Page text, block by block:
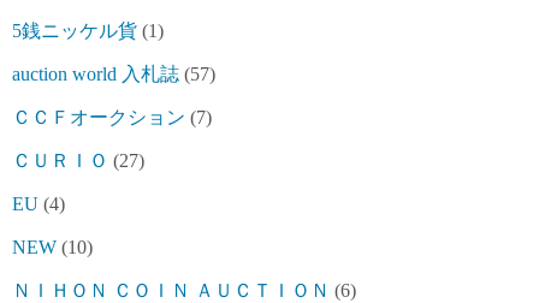
5銭ニッケル貨 (1)
auction world 入札誌 (57)
ＣＣＦオークション (7)
ＣＵＲＩＯ (27)
EU (4)
NEW (10)
ＮＩＨＯＮ ＣＯＩＮ ＡＵＣＴＩＯＮ (6)